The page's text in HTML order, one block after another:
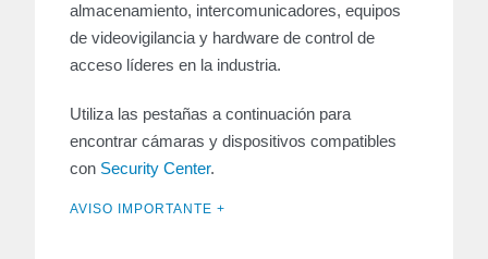
almacenamiento, intercomunicadores, equipos
de videovigilancia y hardware de control de
acceso líderes en la industria.
Utiliza las pestañas a continuación para
encontrar cámaras y dispositivos compatibles
con Security Center.
AVISO IMPORTANTE +